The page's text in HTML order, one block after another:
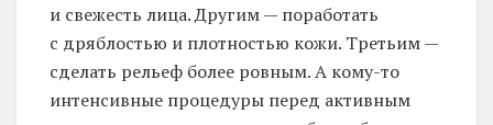
и свежесть лица. Другим — поработать
с дряблостью и плотностью кожи. Третьим —
сделать рельеф более ровным. А кому-то
интенсивные процедуры перед активным